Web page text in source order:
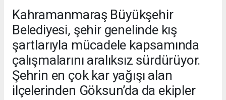
Kahramanmaraş Büyükşehir
Belediyesi, şehir genelinde kış
şartlarıyla mücadele kapsamında
çalışmalarını aralıksız sürdürüyor.
Şehrin en çok kar yağışı alan
ilçelerinden Göksun’da da ekipler